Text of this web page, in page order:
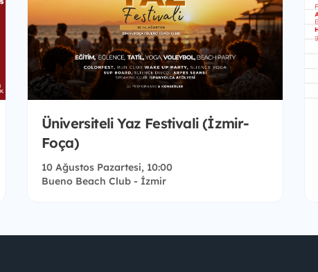
Üniversiteli Yaz Festivali (İzmir-
Foça)
10 Ağustos Pazartesi, 10:00
Bueno Beach Club - İzmir